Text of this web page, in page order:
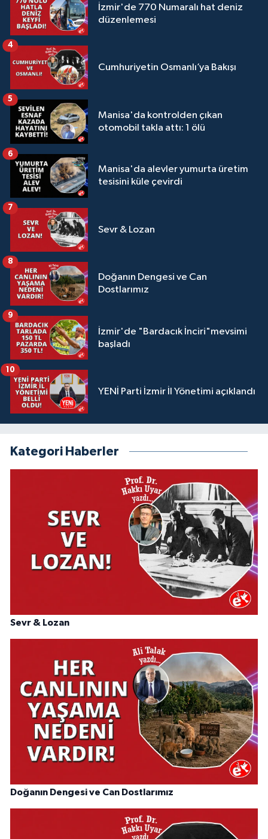
İzmir'de 770 Numaralı hat deniz
düzenlemesi
Cumhuriyetin Osmanlı’ya Bakışı
4
Manisa'da kontrolden çıkan
otomobil takla attı: 1 ölü
5
Manisa'da alevler yumurta üretim
tesisini küle çevirdi
6
Sevr & Lozan
7
Doğanın Dengesi ve Can
Dostlarımız
8
İzmir'de "Bardacık İnciri"mevsimi
başladı
9
YENİ Parti İzmir İl Yönetimi açıklandı
10
Kategori Haberler
Sevr & Lozan
Doğanın Dengesi ve Can Dostlarımız